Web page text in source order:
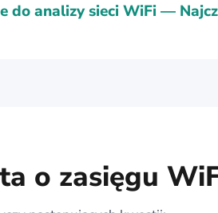
do analizy sieci WiFi —
o zasięgu